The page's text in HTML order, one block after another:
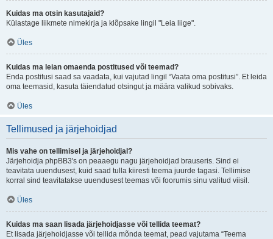
Kuidas ma otsin kasutajaid?
Külastage liikmete nimekirja ja klõpsake lingil "Leia liige".
Üles
Kuidas ma leian omaenda postitused või teemad?
Enda postitusi saad sa vaadata, kui vajutad lingil “Vaata oma postitusi”. Et leida
oma teemasid, kasuta täiendatud otsingut ja määra valikud sobivaks.
Üles
Tellimused ja järjehoidjad
Mis vahe on tellimisel ja järjehoidjal?
Järjehoidja phpBB3's on peaaegu nagu järjehoidjad brauseris. Sind ei
teavitata uuendusest, kuid saad tulla kiiresti teema juurde tagasi. Tellimise
korral sind teavitatakse uuendusest teemas või foorumis sinu valitud viisil.
Üles
Kuidas ma saan lisada järjehoidjasse või tellida teemat?
Et lisada järjehoidjasse või tellida mõnda teemat, pead vajutama “Teema